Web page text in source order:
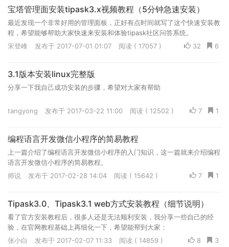
宝塔管理面安装tipask3.x视频教程（5分钟急速安装）
最近发现一个非常好用的管理面板，正好有点时间就写了这个快速安装教
程，希望能够帮助大家快速来安装和体验tipask社区问答系统。
6
32
宋登峰 发布于 2017-07-01 01:07 阅读 ( 17057 )
3.1版本安装linux完整版
分享一下我自己成功安装的步骤，希望对大家有帮助
1
7
tangyong 发布于 2017-03-22 11:00 阅读 ( 12502 )
编程语言开发微信小程序的简易教程
上一篇介绍了编程语言开发微信小程序的入门知识，这一篇就来介绍编程
语言开发微信小程序的简易教程。
1
7
师说 发布于 2017-02-28 14:04 阅读 ( 15642 )
Tipask3.0、Tipask3.1 web方式安装教程（细节说明）
看了官方安装教程后，很多人还是无法顺利安装，我分享一些自己的经
验，在官网教程基础上再细化一下，希望能帮到大家：
3
8
张小白 发布于 2017-02-07 11:33 阅读 ( 14859 )